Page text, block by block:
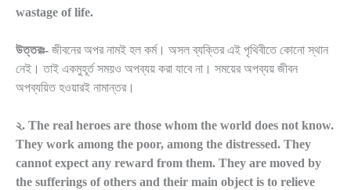
wastage of life.
উত্তরঃ- জীবনের অপর নামই হল কর্ম। অসল ব্যক্তির এই পৃথিবীতে কোনো স্থান
নেই। তাই একমুহূর্ত সময়ও অপব্যয় করা যাবে না। সময়ের অপব্যয় জীবন
অপব্যয়িত হওয়ারই নামান্তর।
২. The real heroes are those whom the world does not know.
They work among the poor, among the distressed. They
cannot expect any reward from them. They are moved by
the sufferings of others and their main object is to relieve